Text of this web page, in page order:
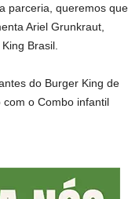
parceria, queremos que
Ariel Grunkraut,
Brasil.
do Burger King de
o Combo infantil